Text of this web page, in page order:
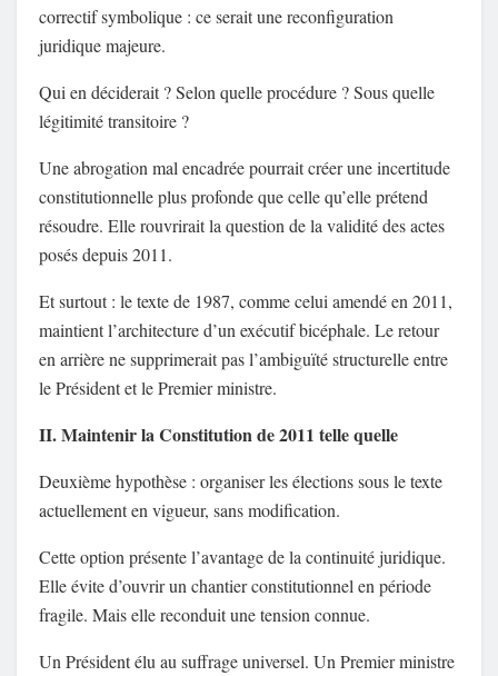
correctif symbolique : ce serait une reconfiguration
juridique majeure.
Qui en déciderait ? Selon quelle procédure ? Sous quelle
légitimité transitoire ?
Une abrogation mal encadrée pourrait créer une incertitude
constitutionnelle plus profonde que celle qu’elle prétend
résoudre. Elle rouvrirait la question de la validité des actes
posés depuis 2011.
Et surtout : le texte de 1987, comme celui amendé en 2011,
maintient l’architecture d’un exécutif bicéphale. Le retour
en arrière ne supprimerait pas l’ambiguïté structurelle entre
le Président et le Premier ministre.
II. Maintenir la Constitution de 2011 telle quelle
Deuxième hypothèse : organiser les élections sous le texte
actuellement en vigueur, sans modification.
Cette option présente l’avantage de la continuité juridique.
Elle évite d’ouvrir un chantier constitutionnel en période
fragile. Mais elle reconduit une tension connue.
Un Président élu au suffrage universel. Un Premier ministre